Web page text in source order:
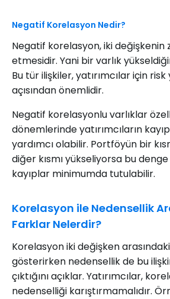
Negatif Korelasyon Nedir?
Negatif korelasyon, iki değişkenin
etmesidir. Yani bir varlık
Bu tür ilişkiler, yatırımcılar için
açısından önemlidir.
Negatif korelasyonlu varlıklar
dönemlerinde yatırımcıların
yardımcı olabilir. Portföyün bir
diğer kısmı yükseliyorsa bu
kayıplar minimumda tutulabilir.
Korelasyon ile Nedensellik
Farklar Nelerdir?
Korelasyon iki değişken arasındaki
gösterirken nedensellik de bu
çıktığını açıklar. Yatırımcılar,
nedenselliği karıştırmamalıdır.